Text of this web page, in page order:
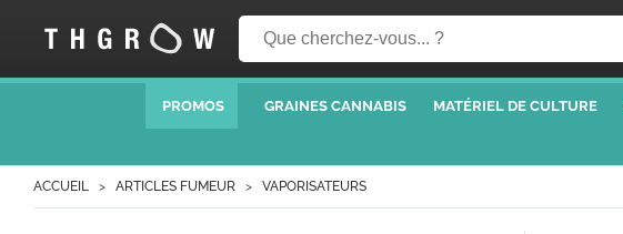
PROMOS GRAINES CANNABIS MATÉRIEL DE CULTURE
ACCUEIL ARTICLES FUMEUR VAPORISATEURS